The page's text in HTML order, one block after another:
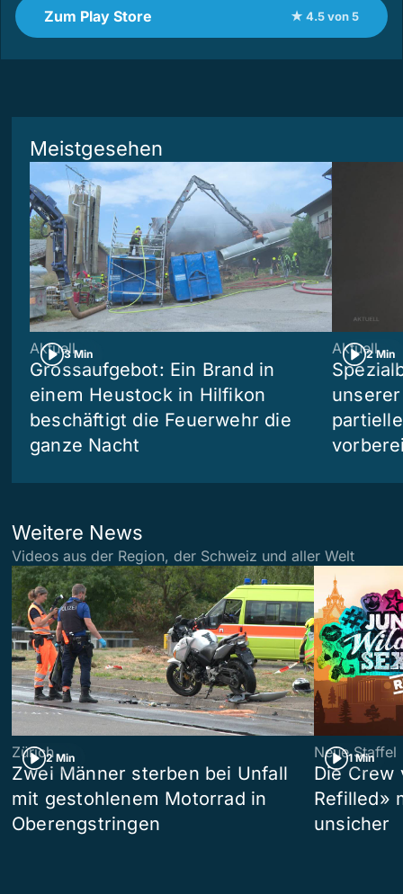
Zum Play Store ★ 4.5 von 5
Meistgesehen
3 Min
Aktuell
Grossaufgebot: Ein Brand in
einem Heustock in Hilfikon
beschäftigt die Feuerwehr die
ganze Nacht
2 Min
Aktuell
Weitere News
Videos aus der Region, der Schweiz und aller Welt
2 Min
Zürich
Zwei Männer sterben bei Unfall
mit gestohlenem Motorrad in
Oberengstringen
1 Min
Neue Staffel
Die Crew
Refilled»
unsicher